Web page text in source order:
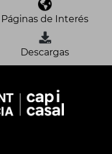
Páginas de Interés
Descargas